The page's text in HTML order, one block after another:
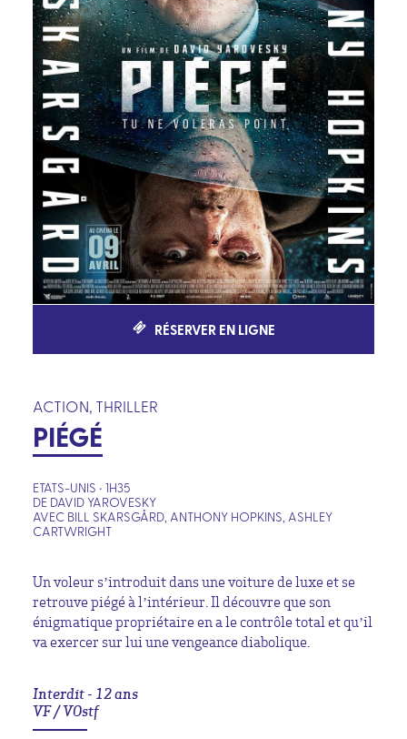
RÉSERVER EN LIGNE
ACTION, THRILLER
PIÉGÉ
ETATS-UNIS • 1H35
DE DAVID YAROVESKY
AVEC BILL SKARSGÅRD, ANTHONY HOPKINS, ASHLEY
CARTWRIGHT
Un voleur s’introduit dans une voiture de luxe et se
retrouve piégé à l’intérieur. Il découvre que son
énigmatique propriétaire en a le contrôle total et qu’il
va exercer sur lui une vengeance diabolique.
Interdit - 12 ans
VF / VOstf